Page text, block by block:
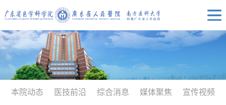
本院动态 医技前沿 综合消息 媒体聚焦 宣传视频